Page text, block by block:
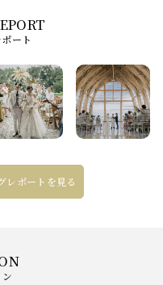
ート
レポートを見る